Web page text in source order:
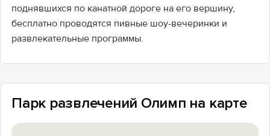
поднявшихся по канатной дороге на его вершину,
бесплатно проводятся пивные шоу-вечеринки и
развлекательные программы.
Парк развлечений Олимп на карте